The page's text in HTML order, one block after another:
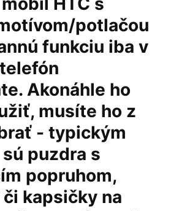
potlačou
funkciu iba v
Akonáhle ho
musíte ho z
- typickým
puzdra s
popruhom,
kapsičky na